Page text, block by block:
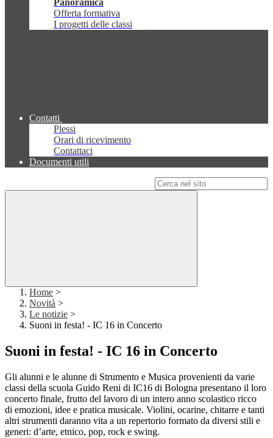
Panoramica
Offerta formativa
I progetti delle classi
Contatti
Plessi
Orari di ricevimento
Contattaci
Documenti utili
Home >
Novità >
Le notizie >
Suoni in festa! - IC 16 in Concerto
Suoni in festa! - IC 16 in Concerto
Gli alunni e le alunne di Strumento e Musica provenienti da varie
classi della scuola Guido Reni di IC16 di Bologna presentano il loro
concerto finale, frutto del lavoro di un intero anno scolastico ricco
di emozioni, idee e pratica musicale. Violini, ocarine, chitarre e tanti
altri strumenti daranno vita a un repertorio formato da diversi stili e
generi: d’arte, etnico, pop, rock e swing.